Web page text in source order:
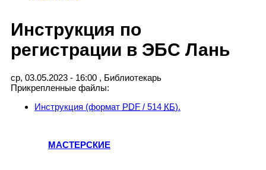
Инструкция по
регистрации в ЭБС Лань
ср, 03.05.2023 - 16:00 , Библиотекарь
Прикрепленные файлы:
Инструкция (формат PDF / 514 КБ).
МАСТЕРСКИЕ